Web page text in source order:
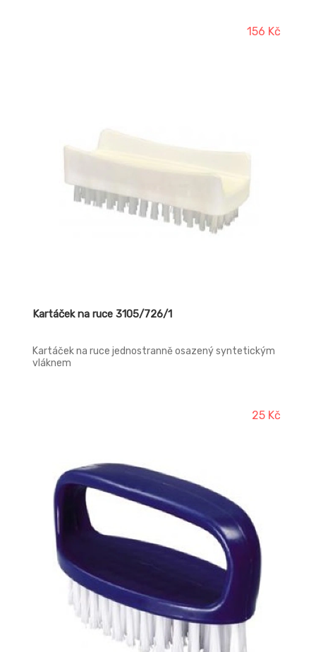
156 Kč
Kartáček na ruce 3105/726/1
Kartáček na ruce jednostranně osazený syntetickým
vláknem
25 Kč